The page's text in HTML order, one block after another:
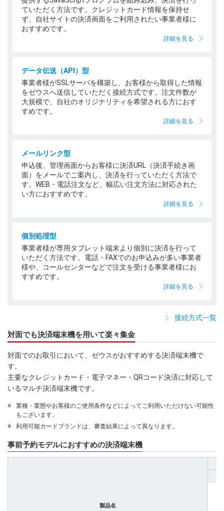
ていただく方法です。クレジットカード情報を保持せ
ず、自社サイトの決済画面をご利用されたい事業者様に
おすすめです。
詳細を見る
データ伝送（API）型
事業者様がSSLサーバを構築し、お客様から取得した情報
をゼウスへ送信していただく接続方式です。注文件数が
大規模で、自社のオリジナリティを希望される方におす
すめです。
詳細を見る
メールリンク型
申込後、管理画面からお客様に決済URL（決済手続き画
面）をメールでご案内し、決済を行っていただく方法で
す。WEB・電話注文など、幅広い注文方法に対応された
い方におすすめです。
詳細を見る
個別処理型
事業者様が専用タブレット端末より個別に決済を行って
いただく方法です。電話・FAXでのお申込みが多い事業者
様や、コールセンターなどで注文を受ける事業者様にお
すすめです。
詳細を見る
接続方式一覧
対面でも決済端末機を用いて楽々集金
対面でのお取引において、ゼウスがおすすめする決済端末機で
す。
主要なクレジットカード・電子マネー・QRコード決済に対応して
いるマルチ決済端末機です。
※
業種・業態やお客様のご使用条件などによってご利用いただけない可能性
もございます。
※
利用可能カードブランドは、審査結果によって異なります。
事前予約モデルにおすすめの決済端末機
製品名